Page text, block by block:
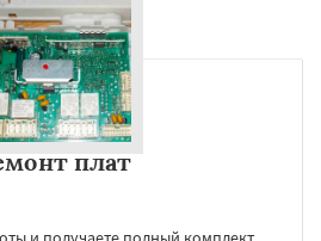
плат